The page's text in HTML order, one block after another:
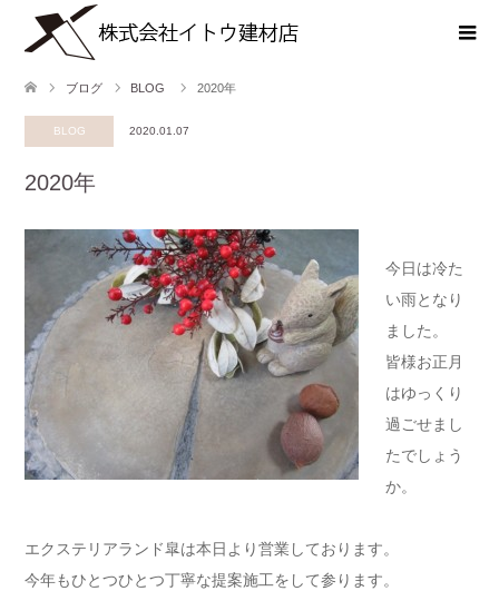
ブログ BLOG 2020年
BLOG 2020.01.07
2020年
今日は冷た
い雨となり
ました。
皆様お正月
はゆっくり
過ごせまし
たでしょう
か。
エクステリアランド皐は本日より営業しております。
今年もひとつひとつ丁寧な提案施工をして参ります。